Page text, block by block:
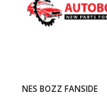
NES BOZZ FANSIDE